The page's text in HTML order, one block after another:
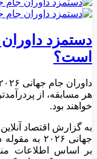
است؟
هر مسابقه، از
خواهند بود.
جهانی ۲۰۲۶
بر اساس اطلاعات